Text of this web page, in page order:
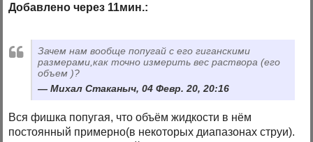
Добавлено через 11мин.:
Зачем нам вообще попугай с его гиганскими
размерами,как точно измерить вес раствора (его
объем )?
Михал Стаканыч, 04 Февр. 20, 20:16
Вся фишка попугая, что объём жидкости в нём
постоянный примерно(в некоторых диапазонах струи).